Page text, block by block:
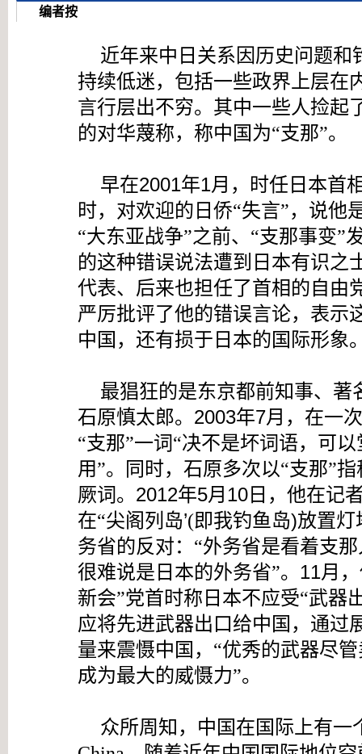
编者按
近年来中日关系因历史问题和
持续低迷，包括一些政界上层在
言行层出不穷。其中一些人捡起
的对华蔑称，称中国为“支那”。
早在2001年1月，时任日本首
时，对欢迎的 日侨“失言”，说他
“大东亚战争”之前、 “支那事变”
的这种错误说法遭到日本有识之
代表、后来也担任了首相的自由
严厉批评了他的错误言论，表示
中国，还有损于日本的国际形象
最猖狂的是东京都前知事、著
石原慎太郎。 2003年7月，在一次
“支那”一词“决不是坏词语，可
用”。 同时，石原多次以“支那”指
厥词。 2012年5月 10 日， 他在记
在“尖阁列岛’(即我钓鱼岛)放置灯
务省的反对： “外务省是看着支
很难说是日本的外务省”。 11月，
新会”党首时称 日本不应受“武器
应将先进武器出口给中国，通过
量来震慑中国 ，“优秀的武器尽
成为最大的威慑力”。
众所周知，中国在国际上有一